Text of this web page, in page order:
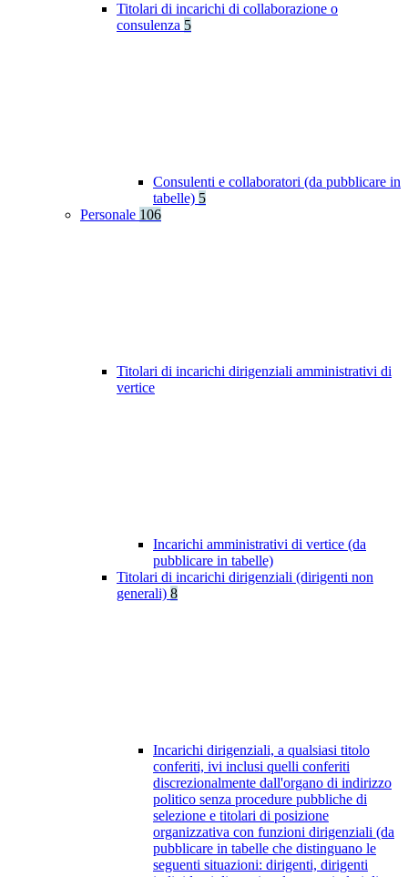
Titolari di incarichi di collaborazione o
consulenza 5
Consulenti e collaboratori (da pubblicare in
tabelle) 5
Personale 106
Titolari di incarichi dirigenziali amministrativi di
vertice
Incarichi amministrativi di vertice (da
pubblicare in tabelle)
Titolari di incarichi dirigenziali (dirigenti non
generali) 8
Incarichi dirigenziali, a qualsiasi titolo
conferiti, ivi inclusi quelli conferiti
discrezionalmente dall'organo di indirizzo
politico senza procedure pubbliche di
selezione e titolari di posizione
organizzativa con funzioni dirigenziali (da
pubblicare in tabelle che distinguano le
seguenti situazioni: dirigenti, dirigenti